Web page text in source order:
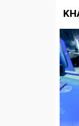
điều